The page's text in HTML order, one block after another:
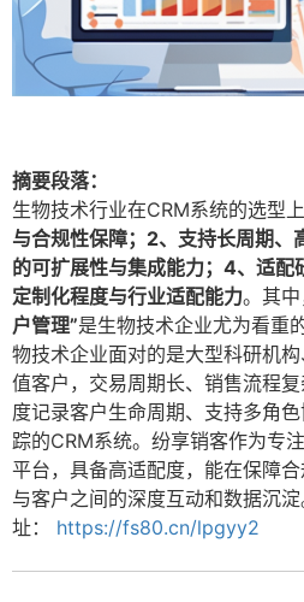
摘要段落：
生物技术行业在CRM系统的选型
与合规性保障；2、支持长周期、
的可扩展性与集成能力；4、适配
定制化程度与行业适配能力。其中
户管理”是生物技术企业尤为看重
物技术企业面对的是大型科研机
值客户，交易周期长、销售流程
度记录客户生命周期、支持多角
踪的CRM系统。纷享销客作为专
平台，具备高适配度，能在保障
与客户之间的深度互动和数据沉
址：
https://fs80.cn/lpgyy2